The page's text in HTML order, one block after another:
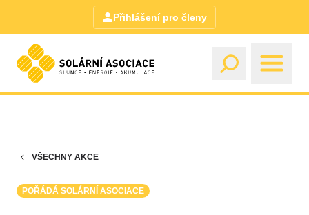
Přihlášení pro členy
VŠECHNY AKCE
POŘÁDÁ SOLÁRNÍ ASOCIACE